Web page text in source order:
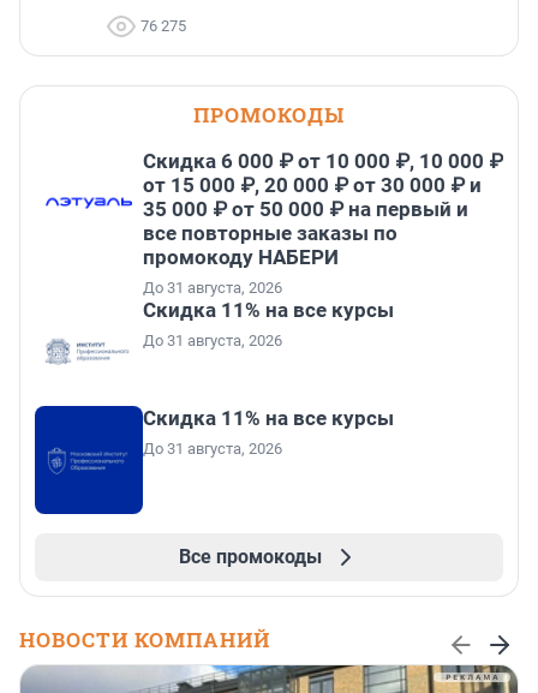
76 275
ПРОМОКОДЫ
Скидка 6 000 ₽ от 10 000 ₽, 10 000 ₽
от 15 000 ₽, 20 000 ₽ от 30 000 ₽ и
35 000 ₽ от 50 000 ₽ на первый и
все повторные заказы по
промокоду НАБЕРИ
До 31 августа, 2026
Скидка 11% на все курсы
До 31 августа, 2026
Скидка 11% на все курсы
До 31 августа, 2026
Все промокоды
НОВОСТИ КОМПАНИЙ